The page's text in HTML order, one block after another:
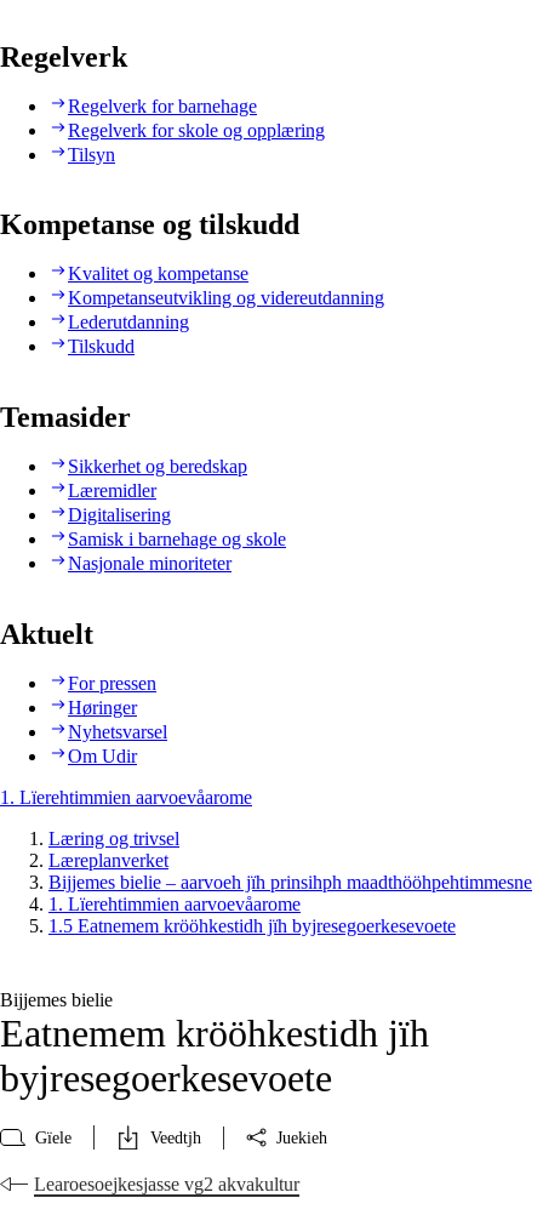
Regelverk
Regelverk for barnehage
Regelverk for skole og opplæring
Tilsyn
Kompetanse og tilskudd
Kvalitet og kompetanse
Kompetanseutvikling og videreutdanning
Lederutdanning
Tilskudd
Temasider
Sikkerhet og beredskap
Læremidler
Digitalisering
Samisk i barnehage og skole
Nasjonale minoriteter
Aktuelt
For pressen
Høringer
Nyhetsvarsel
Om Udir
1. Lïerehtimmien aarvoevåarome
Læring og trivsel
Læreplanverket
Bijjemes bielie – aarvoeh jïh prinsihph maadthööhpehtimmesne
1. Lïerehtimmien aarvoevåarome
1.5 Eatnemem krööhkestidh jïh byjresegoerkesevoete
Bijjemes bielie
Eatnemem krööhkestidh jïh
byjresegoerkesevoete
Gïele Veedtjh Juekieh
Learoesoejkesjasse vg2 akvakultur